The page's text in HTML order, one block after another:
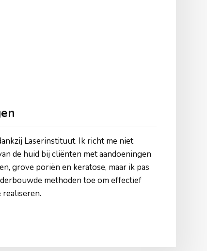
Laserinstituut. Ik richt me niet
de huid bij cliënten met aandoeningen
grove poriën en keratose, maar ik pas
methoden toe om effectief